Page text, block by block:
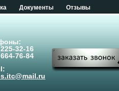
Документы Отзывы
32-16
76-84